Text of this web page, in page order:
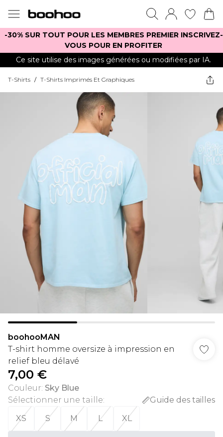
-30% SUR TOUT POUR LES MEMBRES PREMIER INSCRIVEZ-
VOUS POUR EN PROFITER
Ce site utilise des images générées ou modifiées par IA.
T-Shirts / T-Shirts Imprimés Et Graphiques
boohooMAN
T-shirt homme oversize à impression en
relief bleu délavé
7,00 €
Couleur: Sky Blue
Sélectionner une taille:
Guide des tailles
XS
S M L XL